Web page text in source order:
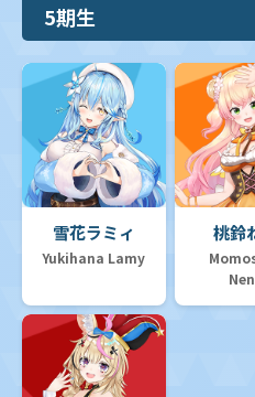
5期生
雪花ラミィ
Yukihana Lamy
桃鈴